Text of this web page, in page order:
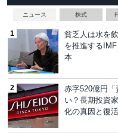
ニュース 株式
貧乏人は水を
を推進する
本
赤字520億円
い？長期投資
化の真因と復